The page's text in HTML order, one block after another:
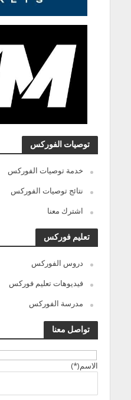
توصيات الفوركس
خدمة توصيات الفوركس
نتائج توصيات الفوركس
اشترك معنا
تعليم فوركس
دروس الفوركس
فيديوهات تعليم فوركس
مدرسة الفوركس
تواصل معنا
الاسم(*)